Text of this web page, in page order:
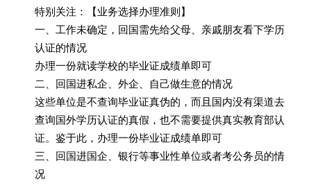
特别关注：【业务选择办理准则】
一、工作未确定，回国需先给父母、亲戚朋友看下学历
认证的情况
办理一份就读学校的毕业证成绩单即可
二、回国进私企、外企、自己做生意的情况
这些单位是不查询毕业证真伪的，而且国内没有渠道去
查询国外学历认证的真假，也不需要提供真实教育部认
证。鉴于此，办理一份毕业证成绩单即可
三、回国进国企、银行等事业性单位或者考公务员的情
况